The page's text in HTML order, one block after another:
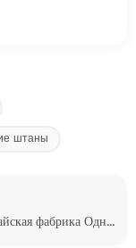
штаны
БЕСПЛАТНЫЙ ОБРАЗЕЦ OEM Китайская фабрика Одноразовые дешевые оптовые индивидуальные детские подгузники-трусы Лучшая цена производителя